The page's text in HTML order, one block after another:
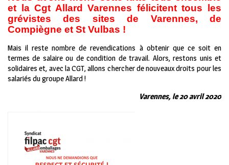
et la Cgt Allard Varennes félicitent tous les
grévistes des sites de Varennes, de
Compiègne et St Vulbas !
Mais il reste nombre de revendications à obtenir que ce soit en
termes de salaire ou de condition de travail. Alors, restons unis et
solidaires et, avec la CGT, allons chercher de nouveaux droits pour les
salariés du groupe Allard !
Varennes, le 20 avril 2020